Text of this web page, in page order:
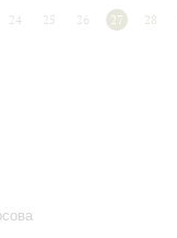
24 25 26 27 28